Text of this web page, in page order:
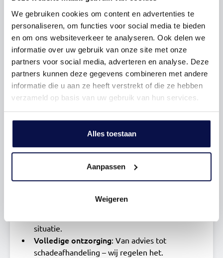
We gebruiken cookies om content en advertenties te
personaliseren, om functies voor social media te bieden
en om ons websiteverkeer te analyseren. Ook delen we
informatie over uw gebruik van onze site met onze
partners voor social media, adverteren en analyse. Deze
partners kunnen deze gegevens combineren met andere
informatie die u aan ze heeft verstrekt of die ze hebben
verzameld op basis van uw gebruik van hun services.
Alles toestaan
Aanpassen
Weigeren
Waarom Hoekstra en Van Eck
Verzekeringen
Persoonlijk advies: Wij maken het eenvoudig
situatie.
Volledige ontzorging: Van advies tot
schadeafhandeling – wij regelen het.